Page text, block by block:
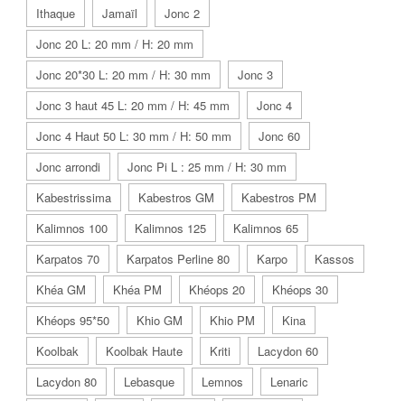
Ithaque Jamaïl
Jonc 2
Jonc 20 L: 20 mm / H: 20 mm
Jonc 20*30 L: 20 mm / H: 30 mm
Jonc 3
Jonc 3 haut 45 L: 20 mm / H: 45 mm
Jonc 4
Jonc 4 Haut 50 L: 30 mm / H: 50 mm
Jonc 60
Jonc arrondi
Jonc Pi L : 25 mm / H: 30 mm
Kabestrissima
Kabestros GM
Kabestros PM
Kalimnos 100
Kalimnos 125
Kalimnos 65
Karpatos 70
Karpatos Perline 80 Karpo
Kassos
Khéa GM
Khéa PM Khéops 20
Khéops 30
Khéops 95*50
Khio GM Khio PM
Kina
Koolbak
Koolbak Haute Kriti
Lacydon 60
Lacydon 80
Lebasque Lemnos
Lenaric